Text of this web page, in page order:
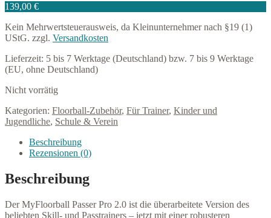
139,00 €
Kein Mehrwertsteuerausweis, da Kleinunternehmer nach §19 (1)
UStG. zzgl. Versandkosten
Lieferzeit: 5 bis 7 Werktage (Deutschland) bzw. 7 bis 9 Werktage
(EU, ohne Deutschland)
Nicht vorrätig
Kategorien: Floorball-Zubehör, Für Trainer, Kinder und
Jugendliche, Schule & Verein
Beschreibung
Rezensionen (0)
Beschreibung
Der MyFloorball Passer Pro 2.0 ist die überarbeitete Version des
beliebten Skill- und Passtrainers – jetzt mit einer robusteren